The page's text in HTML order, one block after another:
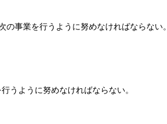
事業を行うように努めなければならない。
うように努めなければならない。